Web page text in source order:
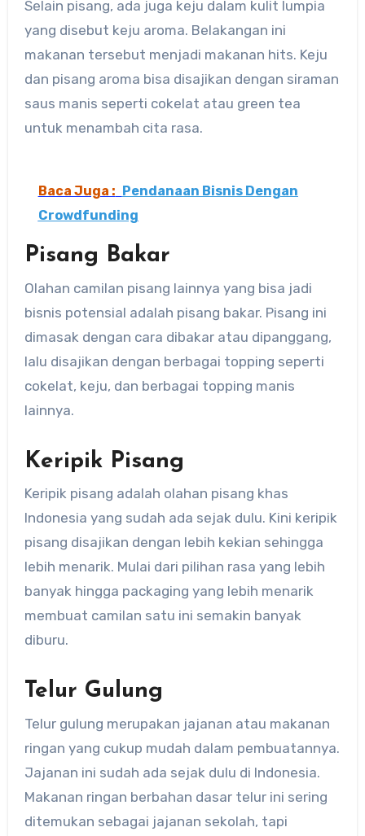
Selain pisang, ada juga keju dalam kulit lumpia
yang disebut keju aroma. Belakangan ini
makanan tersebut menjadi makanan hits. Keju
dan pisang aroma bisa disajikan dengan siraman
saus manis seperti cokelat atau green tea
untuk menambah cita rasa.
Baca Juga :
Pendanaan Bisnis Dengan
Crowdfunding
Pisang Bakar
Olahan camilan pisang lainnya yang bisa jadi
bisnis potensial adalah pisang bakar. Pisang ini
dimasak dengan cara dibakar atau dipanggang,
lalu disajikan dengan berbagai topping seperti
cokelat, keju, dan berbagai topping manis
lainnya.
Keripik Pisang
Keripik pisang adalah olahan pisang khas
Indonesia yang sudah ada sejak dulu. Kini keripik
pisang disajikan dengan lebih kekian sehingga
lebih menarik. Mulai dari pilihan rasa yang lebih
banyak hingga packaging yang lebih menarik
membuat camilan satu ini semakin banyak
diburu.
Telur Gulung
Telur gulung merupakan jajanan atau makanan
ringan yang cukup mudah dalam pembuatannya.
Jajanan ini sudah ada sejak dulu di Indonesia.
Makanan ringan berbahan dasar telur ini sering
ditemukan sebagai jajanan sekolah, tapi